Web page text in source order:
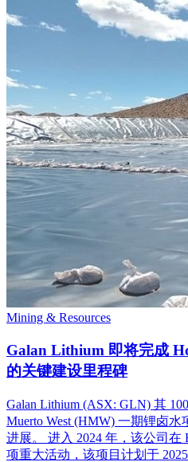
Mining & Resources
Galan Lithium 即将完成
的关键建设里程碑
Galan Lithium (ASX: GLN) 其
Muerto West (HMW) 一期锂卤
进展。 进入 2024 年，该公司
项重大活动，该项目计划于